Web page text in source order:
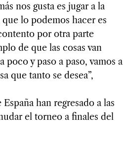
nos gusta es jugar a la
lo podemos hacer es
por otra parte
de que las cosas van
poco y paso a paso, vamos a
que tanto se desea”,
han regresado a las
el torneo a finales del